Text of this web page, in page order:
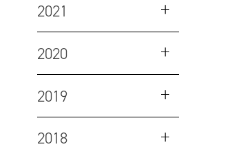
2021
2020
2019
2018